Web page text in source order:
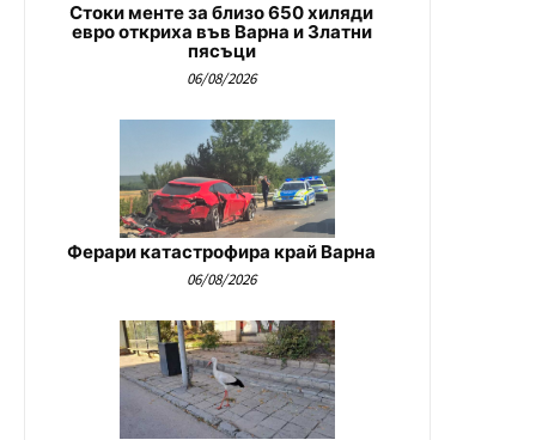
Стоки менте за близо 650 хиляди
евро откриха във Варна и Златни
пясъци
06/08/2026
Ферари катастрофира край Варна
06/08/2026